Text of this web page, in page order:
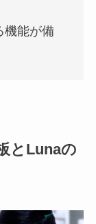
機能が備
とLunaの